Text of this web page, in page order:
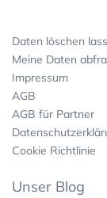
Daten löschen
Meine Daten
Impressum
AGB
AGB für Partner
Cookie Richtlinie
Unser Blog